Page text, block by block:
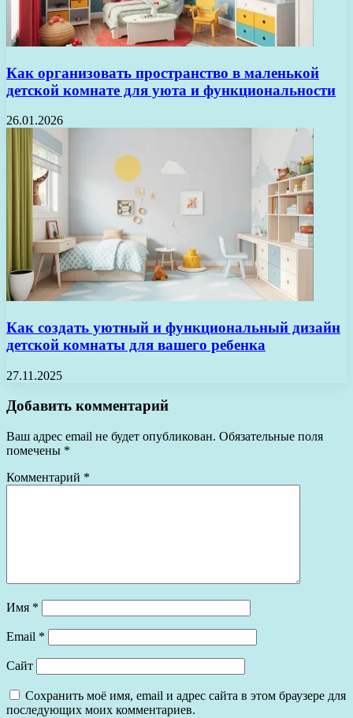
Как организовать пространство в маленькой
детской комнате для уюта и функциональности
26.01.2026
Как создать уютный и функциональный дизайн
детской комнаты для вашего ребенка
27.11.2025
Добавить комментарий
Ваш адрес email не будет опубликован. Обязательные поля
помечены *
Комментарий *
Имя *
Email *
Сайт
Сохранить моё имя, email и адрес сайта в этом браузере для
последующих моих комментариев.